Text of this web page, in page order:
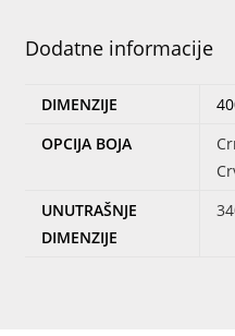
Dodatne informacije
DIMENZIJE
OPCIJA BOJA
UNUTRAŠNJE
DIMENZIJE